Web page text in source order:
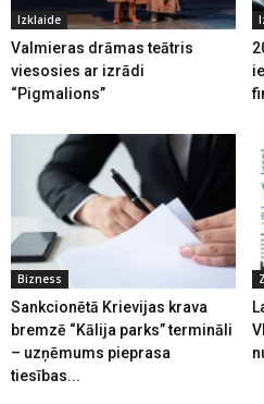
Izklaide
Valmieras drāmas teātris
viesosies ar izrādi
“Pigmalions”
Bizness
Sankcionētā Krievijas krava
bremzē “Kālija parks” termināli
– uzņēmums pieprasa
tiesības...